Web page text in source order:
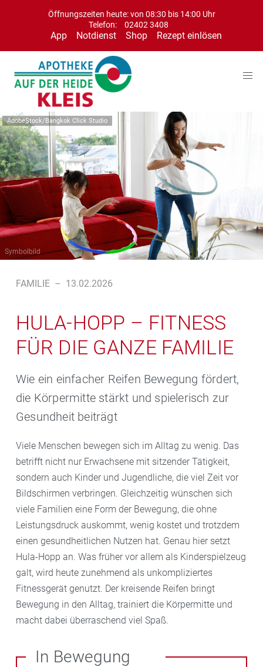
Öffnungszeiten heute: von 08:30 bis 14:00 Uhr
Telefon:
02402 3408
App Notdienst Shop Rezept einlösen
AdobeStock/Bangkok Click Studio
Symbolbild
FAMILIE – 13.02.2026
HULA-HOPP – FITNESS
FÜR DIE GANZE FAMILIE
Wie ein einfacher Reifen Bewegung fördert,
die Körpermitte stärkt und spielerisch zur
Gesundheit beiträgt
Viele Menschen bewegen sich im Alltag zu wenig. Das
betrifft nicht nur Erwachsene mit sitzender Tätigkeit,
sondern auch Kinder und Jugendliche, die viel Zeit vor
Bildschirmen verbringen. Gleichzeitig wünschen sich
viele Familien eine Form der Bewegung, die ohne
Leistungsdruck auskommt, wenig kostet und trotzdem
einen gesundheitlichen Nutzen hat. Genau hier setzt
Hula-Hopp an. Was früher vor allem als Kinderspielzeug
galt, wird heute zunehmend als unkompliziertes
Fitnessgerät genutzt. Der kreisende Reifen bringt
Bewegung in den Alltag, trainiert die Körpermitte und
macht dabei überraschend viel Spaß.
In Bewegung